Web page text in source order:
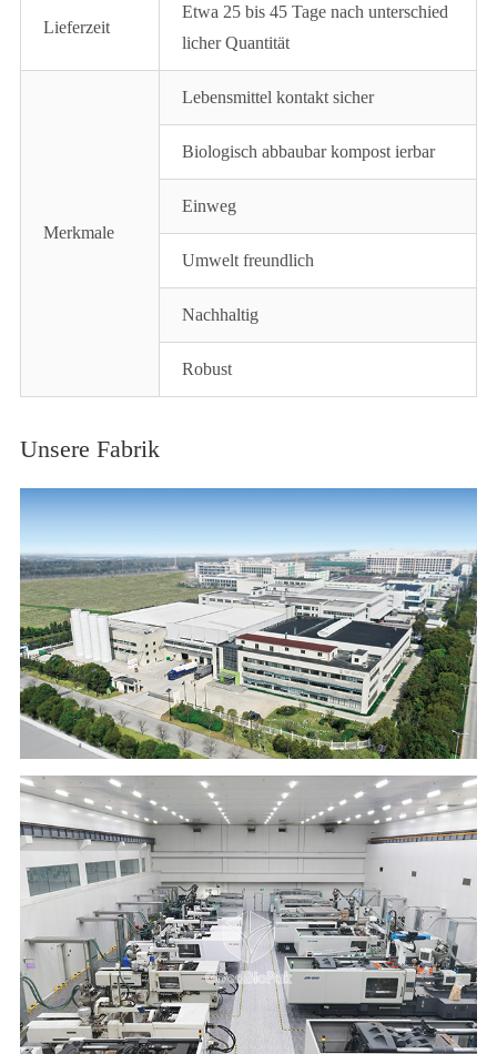
Lieferzeit
Etwa 25 bis 45 Tage nach unterschied
licher Quantität
Merkmale
Lebensmittel kontakt sicher
Biologisch abbaubar kompost ierbar
Einweg
Umwelt freundlich
Nachhaltig
Robust
Unsere Fabrik